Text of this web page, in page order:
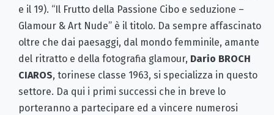
e il 19). “Il Frutto della Passione Cibo e seduzione –
Glamour & Art Nude” è il titolo. Da sempre affascinato
oltre che dai paesaggi, dal mondo femminile, amante
del ritratto e della fotografia glamour, Dario BROCH
CIAROS, torinese classe 1963, si specializza in questo
settore. Da qui i primi successi che in breve lo
porteranno a partecipare ed a vincere numerosi